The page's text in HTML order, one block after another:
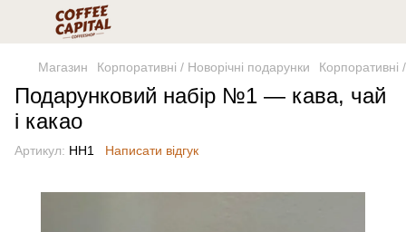
Магазин Корпоративні / Новорічні подарунки Корпоративні
Подарунковий набір №1 — кава, чай
і какао
Артикул: НН1 Написати відгук